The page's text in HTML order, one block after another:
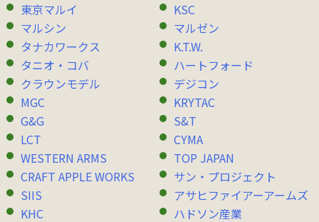
東京マルイ
KSC
マルシン
マルゼン
タナカワークス
K.T.W.
タニオ・コバ
ハートフォード
クラウンモデル
デジコン
MGC
KRYTAC
G&G
S&T
LCT
CYMA
WESTERN ARMS
TOP JAPAN
CRAFT APPLE WORKS
サン・プロジェクト
SIIS
アサヒファイアーアームズ
KHC
ハドソン産業